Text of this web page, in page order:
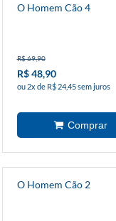
O Homem Cão 4
R$ 69,90
R$ 48,90
ou 2x de R$ 24,45 sem juros
O Homem Cão 2